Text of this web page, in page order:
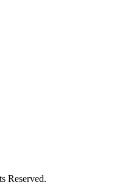
Reserved.